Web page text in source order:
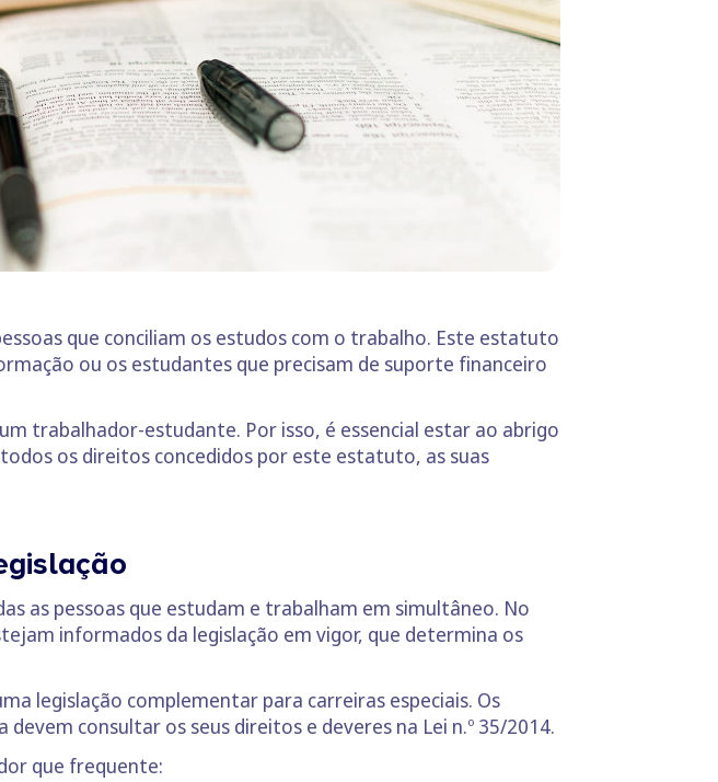
que conciliam os estudos com o trabalho. Este estatuto
ou os estudantes que precisam de suporte financeiro
trabalhador-estudante. Por isso, é essencial estar ao abrigo
os direitos concedidos por este estatuto, as suas
as pessoas que estudam e trabalham em simultâneo. No
informados da legislação em vigor, que determina os
legislação complementar para carreiras especiais. Os
consultar os seus direitos e deveres na Lei n.º 35/2014.
que frequente: